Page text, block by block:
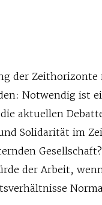
der Zeithorizonte
Notwendig ist
aktuellen
Solidarität im
der Arbeit,